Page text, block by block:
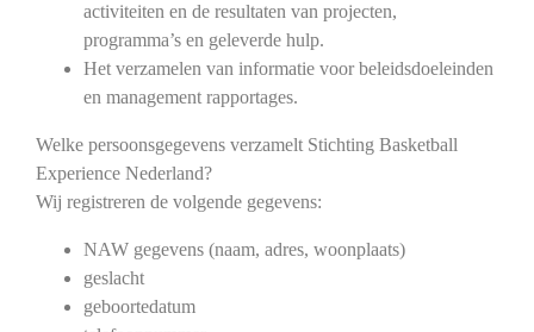
activiteiten en de resultaten van projecten,
programma’s en geleverde hulp.
Het verzamelen van informatie voor beleidsdoeleinden
en management rapportages.
Welke persoonsgegevens verzamelt Stichting Basketball
Experience Nederland?
Wij registreren de volgende gegevens:
NAW gegevens (naam, adres, woonplaats)
geslacht
geboortedatum